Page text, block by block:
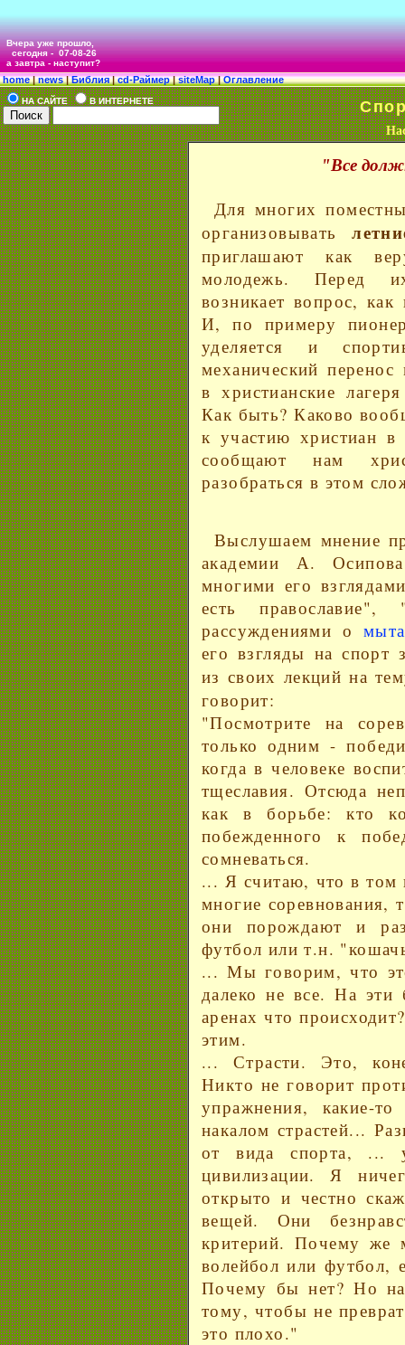
Вчера уже прошло,
сегодня -07-08-26
а завтра - наступит?
home|news|Библия|cd-Раймер|siteMap|Оглавление
НА САЙТЕ В ИНТЕРНЕТЕ
"Все
Для многих
организовывать
приглашают как
молодежь. Перед
возникает вопрос,
И, по примеру
уделяется и
механический
в христианские
Как быть? Каково
к участию христиан
сообщают нам
разобраться в этом
Выслушаем мнение
академии А.
многими его
есть
рассуждениями о
его взгляды на спорт
из своих лекций на
говорит:
"Посмотрите на
только одним -
когда в человеке
тщеславия. Отсюда
как в борьбе: кто
побежденного к
сомневаться.
... Я считаю, что в том
многие соревнования,
они порождают и
футбол или т.н.
... Мы говорим, что
далеко не все. На эти
аренах что
этим.
... Страсти. Это,
Никто не говорит
упражнения, какие-
накалом страстей...
от вида спорта, ...
цивилизации. Я
открыто и честно
вещей. Они
критерий. Почему же
волейбол или футбол,
Почему бы нет? Но
тому, чтобы не
это плохо."